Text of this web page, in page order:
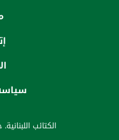
الكتائب